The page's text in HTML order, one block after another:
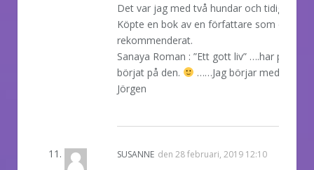
Det var jag med två hundar och tidigare liv.
Köpte en bok av en författare som du
rekommenderat.
Sanaya Roman : ”Ett gott liv” ….har precis
börjat på den.
……Jag börjar med den…
Jörgen
SUSANNE den 28 februari, 2019 12:10